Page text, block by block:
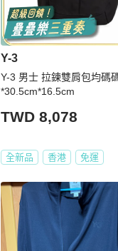
Y-3
Y-3 男士 拉鍊雙肩包均碼
*30.5cm*16.5cm
TWD 8,078
全新品 香港 免運